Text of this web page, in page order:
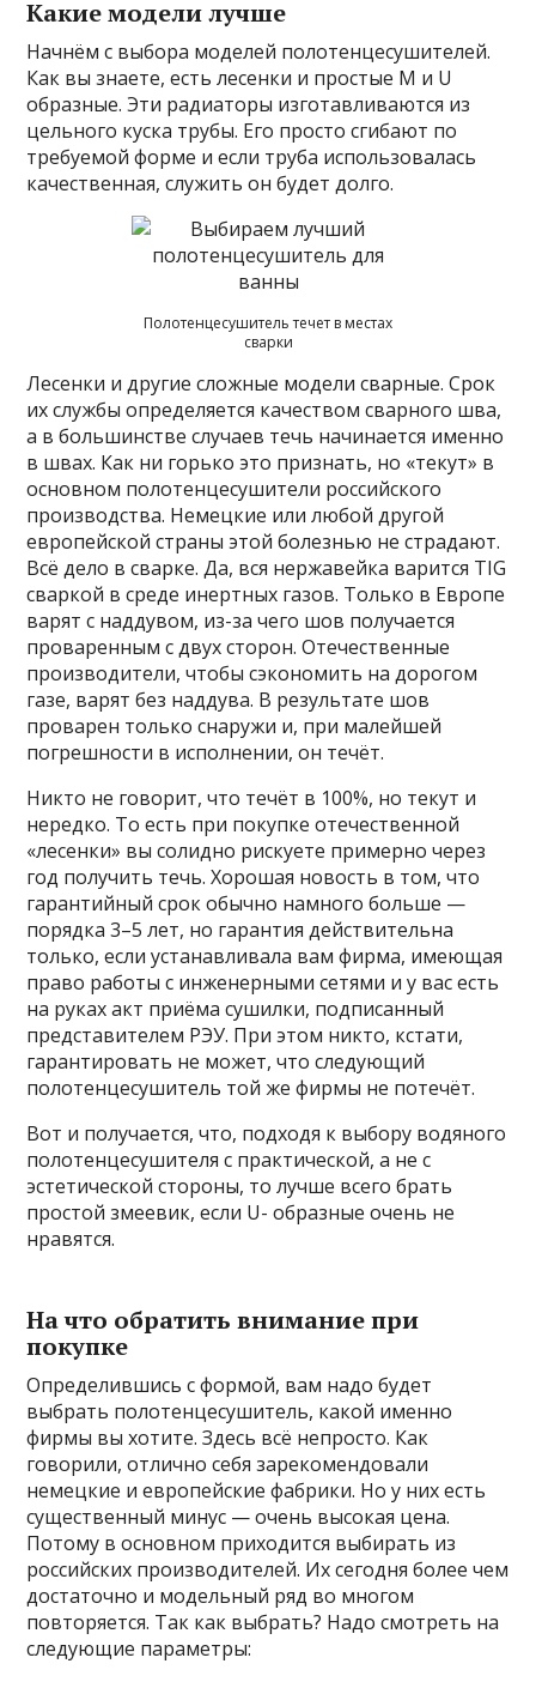
Какие модели лучше
Начнём с выбора моделей полотенцесушителей.
Как вы знаете, есть лесенки и простые М и U
образные. Эти радиаторы изготавливаются из
цельного куска трубы. Его просто сгибают по
требуемой форме и если труба использовалась
качественная, служить он будет долго.
Полотенцесушитель течет в местах
сварки
Лесенки и другие сложные модели сварные. Срок
их службы определяется качеством сварного шва,
а в большинстве случаев течь начинается именно
в швах. Как ни горько это признать, но «текут» в
основном полотенцесушители российского
производства. Немецкие или любой другой
европейской страны этой болезнью не страдают.
Всё дело в сварке. Да, вся нержавейка варится TIG
сваркой в среде инертных газов. Только в Европе
варят с наддувом, из-за чего шов получается
проваренным с двух сторон. Отечественные
производители, чтобы сэкономить на дорогом
газе, варят без наддува. В результате шов
проварен только снаружи и, при малейшей
погрешности в исполнении, он течёт.
Никто не говорит, что течёт в 100%, но текут и
нередко. То есть при покупке отечественной
«лесенки» вы солидно рискуете примерно через
год получить течь. Хорошая новость в том, что
гарантийный срок обычно намного больше —
порядка 3–5 лет, но гарантия действительна
только, если устанавливала вам фирма, имеющая
право работы с инженерными сетями и у вас есть
на руках акт приёма сушилки, подписанный
представителем РЭУ. При этом никто, кстати,
гарантировать не может, что следующий
полотенцесушитель той же фирмы не потечёт.
Вот и получается, что, подходя к выбору водяного
полотенцесушителя с практической, а не с
эстетической стороны, то лучше всего брать
простой змеевик, если U- образные очень не
нравятся.
На что обратить внимание при
покупке
Определившись с формой, вам надо будет
выбрать полотенцесушитель, какой именно
фирмы вы хотите. Здесь всё непросто. Как
говорили, отлично себя зарекомендовали
немецкие и европейские фабрики. Но у них есть
существенный минус — очень высокая цена.
Потому в основном приходится выбирать из
российских производителей. Их сегодня более чем
достаточно и модельный ряд во многом
повторяется. Так как выбрать? Надо смотреть на
следующие параметры: